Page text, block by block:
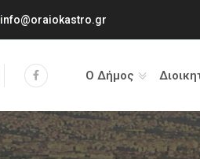
info@oraiokastro.gr
Ο Δήμος